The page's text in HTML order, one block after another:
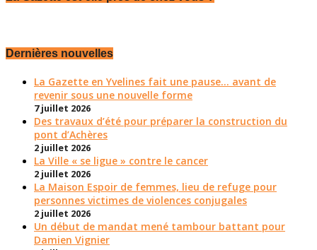
Dernières nouvelles
La Gazette en Yvelines fait une pause... avant de
revenir sous une nouvelle forme
7 juillet 2026
Des travaux d’été pour préparer la construction du
pont d’Achères
2 juillet 2026
La Ville « se ligue » contre le cancer
2 juillet 2026
La Maison Espoir de femmes, lieu de refuge pour
personnes victimes de violences conjugales
2 juillet 2026
Un début de mandat mené tambour battant pour
Damien Vignier